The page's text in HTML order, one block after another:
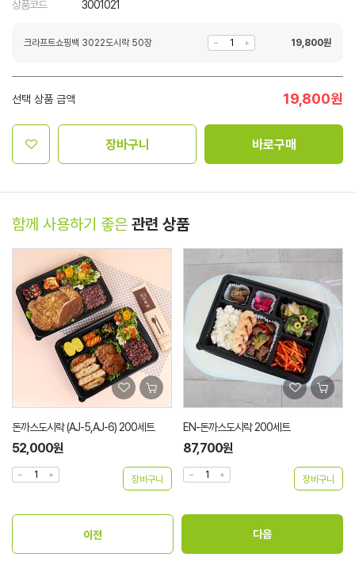
상품코드 3001021
크라프트쇼핑백 3022도시락 50장 19,800원
선택 상품 금액 19,800원
장바구니 바로구매
함께 사용하기 좋은 관련 상품
돈까스도시락 (AJ-5,AJ-6) 200세트
52,000원
EN-돈까스도시락 200세트
87,700원